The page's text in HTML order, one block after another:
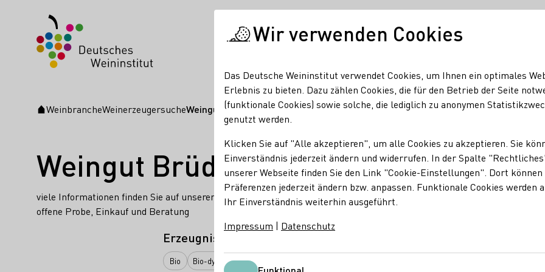
Startseite
WeinbrancheWeinerzeugersucheWeingut Brüder Dr. Becker
Weingut Brüder Dr. Becker
viele Informationen finden Sie auf unserer Web-Site: www.brueder-dr-becker.de jeden ersten Samstag im Monat -
offene Probe, Einkauf und Beratung
Erzeugnisse
Bio Bio-dynamisch
Wir verwenden Cookies
Das Deutsche Weininstitut verwendet Cookies, um Ihnen ein optimales
Erlebnis zu bieten. Dazu zählen Cookies, die für den Betrieb der Seite
(funktionale Cookies) sowie solche, die lediglich zu anonymen
genutzt werden.
Klicken Sie auf "Alle akzeptieren", um alle Cookies zu akzeptieren. Sie
Einverständnis jederzeit ändern und widerrufen. In der Spalte
unserer Webseite finden Sie den Link "Cookie-Einstellungen". Dort können
Präferenzen jederzeit ändern bzw. anpassen. Funktionale Cookies werden
Ihr Einverständnis weiterhin ausgeführt.
Impressum | Datenschutz